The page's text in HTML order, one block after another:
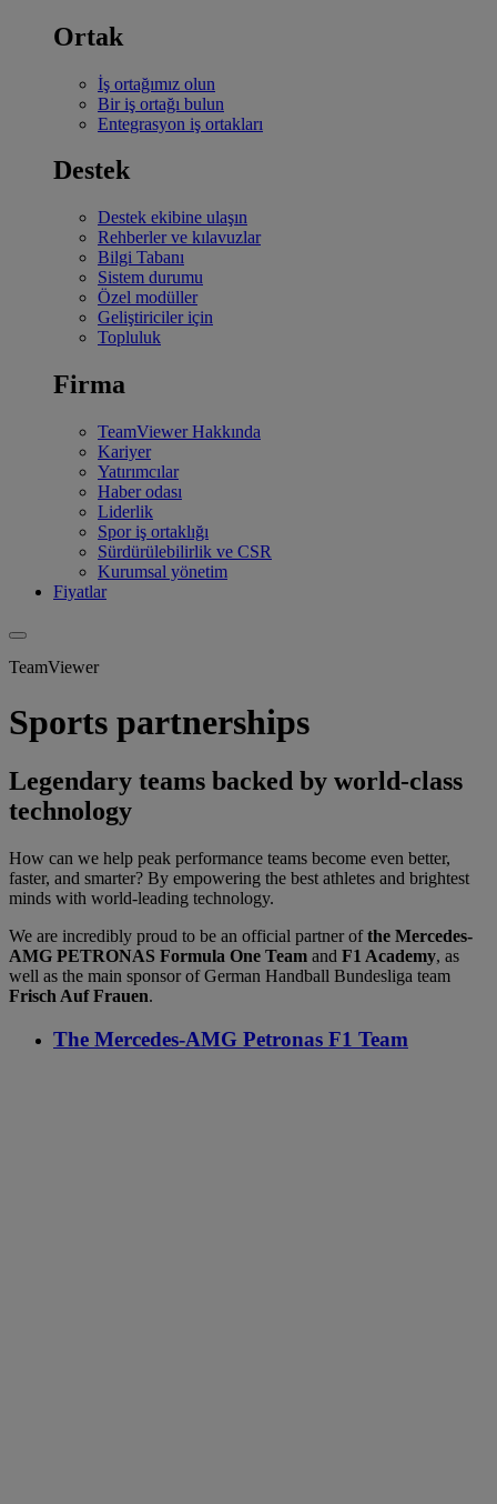
Ortak
İş ortağımız olun
Bir iş ortağı bulun
Entegrasyon iş ortakları
Destek
Destek ekibine ulaşın
Rehberler ve kılavuzlar
Bilgi Tabanı
Sistem durumu
Özel modüller
Geliştiriciler için
Topluluk
Firma
TeamViewer Hakkında
Kariyer
Yatırımcılar
Haber odası
Liderlik
Spor iş ortaklığı
Sürdürülebilirlik ve CSR
Kurumsal yönetim
Fiyatlar
TeamViewer
Sports partnerships
Legendary teams backed by world-class
technology
How can we help peak performance teams become even better,
faster, and smarter? By empowering the best athletes and brightest
minds with world-leading technology.
We are incredibly proud to be an official partner ofthe Mercedes-
AMG PETRONAS Formula One Team and F1 Academy, as
well as the main sponsor of German Handball Bundesliga team
Frisch Auf Frauen.
The Mercedes-AMG Petronas F1 Team